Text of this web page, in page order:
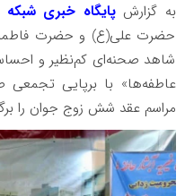
به گزارش پایگاه خبری شبکه
حضرت علی(ع) و حضرت
شاهد صحنه‌ای کم‌نظیر و
عاطفه‌ها» با برپایی
مراسم عقد شش زوج جوان را